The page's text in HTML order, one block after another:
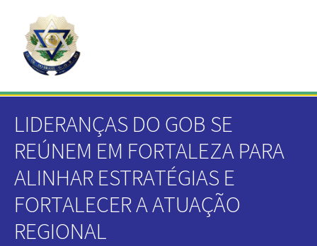
LIDERANÇAS DO GOB SE
REÚNEM EM FORTALEZA PARA
ALINHAR ESTRATÉGIAS E
FORTALECER A ATUAÇÃO
REGIONAL